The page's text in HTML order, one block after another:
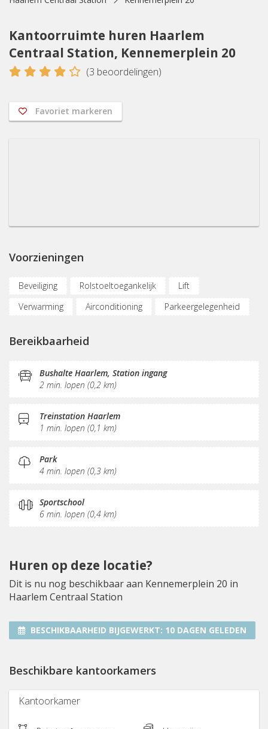
Kantoorruimte huren Haarlem
Centraal Station, Kennemerplein 20
4 (3 beoordelingen)
Favoriet markeren
Voorzieningen
Beveiliging Rolstoeltoegankelijk
Lift
Verwarming
Airconditioning
Parkeergelegenheid
Internetmogelijkheden
Sociaal hart
Pantry Postverwerking
Bereikbaarheid
Bushalte Haarlem, Station ingang
2 min. lopen (0,2 km)
Treinstation Haarlem
1 min. lopen (0,1 km)
Park
4 min. lopen (0,3 km)
Sportschool
6 min. lopen (0,4 km)
Huren op deze locatie?
Dit is nu nog beschikbaar aan Kennemerplein 20 in
Haarlem Centraal Station
BESCHIKBAARHEID BIJGEWERKT: 10 DAGEN GELEDEN
Beschikbare kantoorkamers
Kantoorkamer